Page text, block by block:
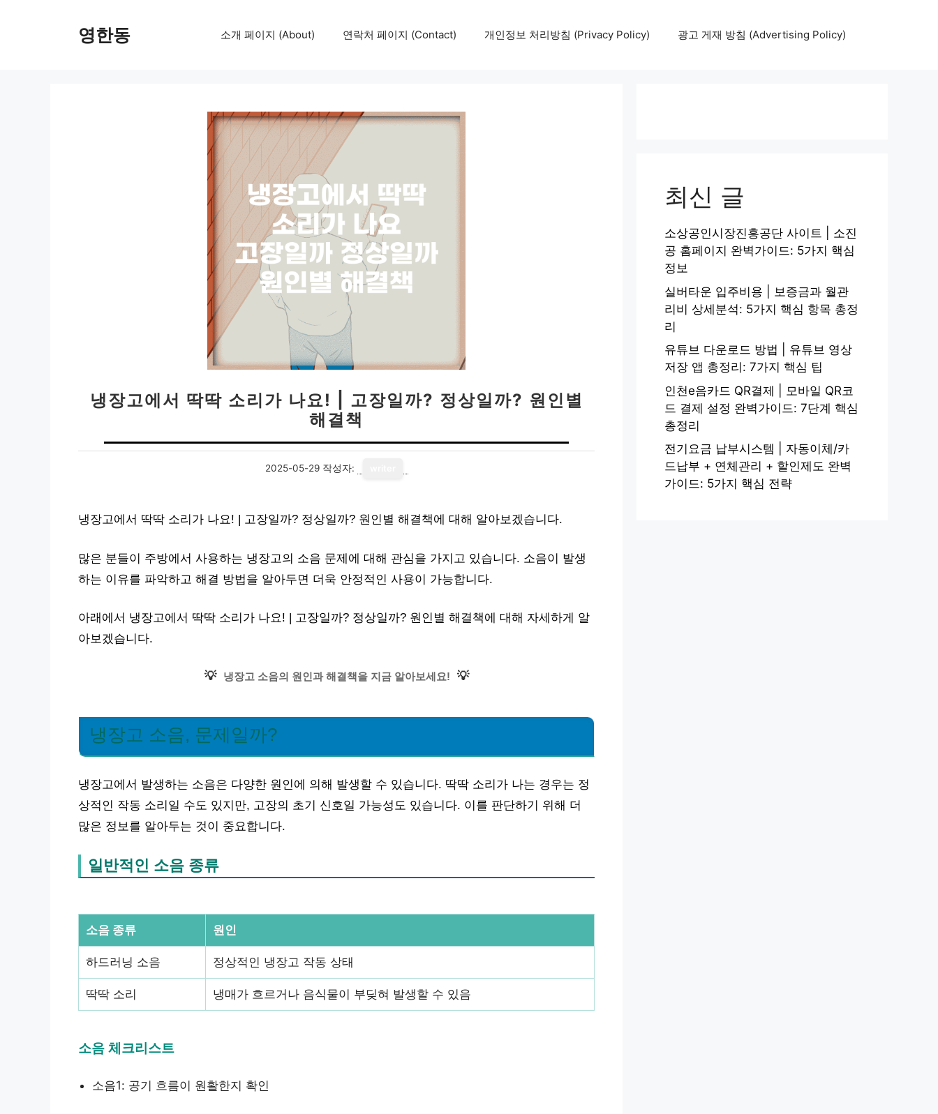
영한동 소개 페이지 (About) 연락처 페이지 (Contact) 개인정보 처리방침 (Privacy Policy) 광고 게재 방침 (Advertising Policy)
냉장고에서 딱딱 소리가 나요! | 고장일까? 정상일까? 원인별
해결책
2025-05-29 작성자:
냉장고에서 딱딱 소리가 나요! | 고장일까? 정상일까? 원인별 해결책에 대해 알아보겠습니다.
많은 분들이 주방에서 사용하는 냉장고의 소음 문제에 대해 관심을 가지고 있습니다. 소음이 발생
하는 이유를 파악하고 해결 방법을 알아두면 더욱 안정적인 사용이 가능합니다.
아래에서 냉장고에서 딱딱 소리가 나요! | 고장일까? 정상일까? 원인별 해결책에 대해 자세하게 알
아보겠습니다.
💡 냉장고 소음의 원인과 해결책을 지금 알아보세요! 💡
냉장고 소음, 문제일까?
냉장고에서 발생하는 소음은 다양한 원인에 의해 발생할 수 있습니다. 딱딱 소리가 나는 경우는 정
상적인 작동 소리일 수도 있지만, 고장의 초기 신호일 가능성도 있습니다. 이를 판단하기 위해 더
많은 정보를 알아두는 것이 중요합니다.
일반적인 소음 종류
소음 종류 원인
하드러닝 소음 정상적인 냉장고 작동 상태
딱딱 소리 냉매가 흐르거나 음식물이 부딪혀 발생할 수 있음
소음 체크리스트
소음1: 공기 흐름이 원활한지 확인
최신 글
소상공인시장진흥공단 사이트 | 소진
공 홈페이지 완벽가이드: 5가지 핵심
정보
실버타운 입주비용 | 보증금과 월관
리비 상세분석: 5가지 핵심 항목 총정
리
유튜브 다운로드 방법 | 유튜브 영상
저장 앱 총정리: 7가지 핵심 팁
인천e음카드 QR결제 | 모바일 QR코
드 결제 설정 완벽가이드: 7단계 핵심
총정리
전기요금 납부시스템 | 자동이체/카
드납부 + 연체관리 + 할인제도 완벽
가이드: 5가지 핵심 전략